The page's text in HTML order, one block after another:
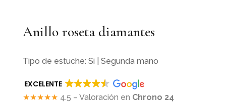
Anillo roseta diamantes
Tipo de estuche: Si | Segunda mano
EXCELENTE
★★★★★ 4.5 – Valoración en Chrono 24